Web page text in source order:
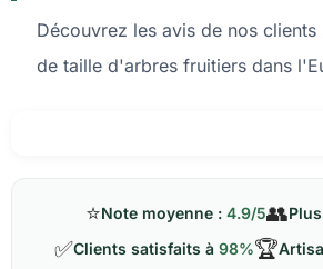
Découvrez les avis de nos
de taille d'arbres fruitiers dans
⭐Note moyenne : 4.9/5👥
✅Clients satisfaits à 98%🏆